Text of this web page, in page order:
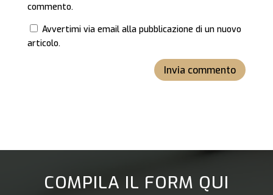
commento.
Avvertimi via email alla pubblicazione di un nuovo
articolo.
Invia commento
COMPILA IL FORM QUI